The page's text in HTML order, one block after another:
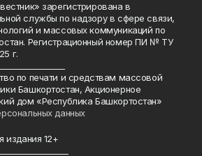
зарегистрирована в
службы по надзору в сфере связи,
и массовых коммуникаций по
Регистрационный номер ПИ № ТУ
г.
по печати и средствам массовой
Башкортостан, Акционерное
дом «Республика Башкортостан»
данных
издания 12+